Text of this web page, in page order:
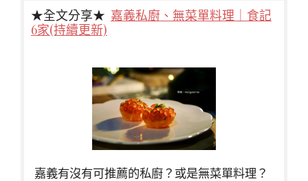
★全文分享★ 嘉義私廚、無菜單料理｜食記
6家(持續更新)
嘉義有沒有可推薦的私廚？或是無菜單料理？